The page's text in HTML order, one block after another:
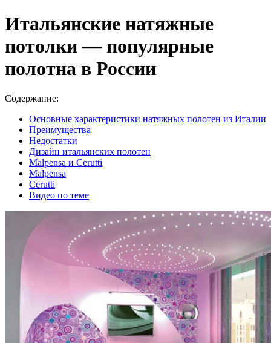
Итальянские натяжные
потолки — популярные
полотна в России
Содержание:
Основные характеристики натяжных полотен из Италии
Преимущества
Недостатки
Дизайн итальянских полотен
Malpensa и Cerutti
Malpensa
Cerutti
Видео по теме